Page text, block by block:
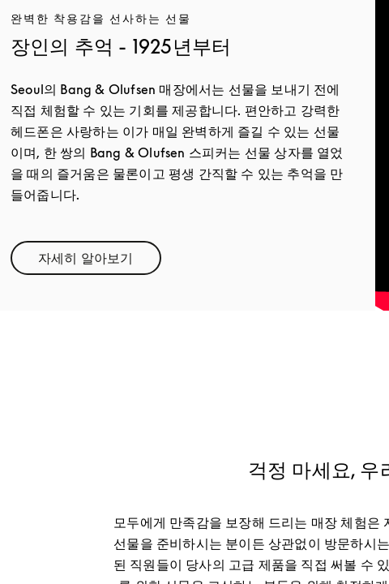
완벽한 착용감을 선사하는 선물
장인의 추억 - 1925년부터
Seoul의 Bang & Olufsen 매장에서는 선물을 보내기 전에
직접 체험할 수 있는 기회를 제공합니다. 편안하고 강력한
헤드폰은 사랑하는 이가 매일 완벽하게 즐길 수 있는 선물
이며, 한 쌍의 Bang & Olufsen 스피커는 선물 상자를 열었
을 때의 즐거움은 물론이고 평생 간직할 수 있는 추억을 만
들어줍니다.
자세히 알아보기Link Opens in New Tab
걱정 마세요, 우
모두에게 만족감을 보장해 드리는 매장 체험
선물을 준비하시는 분이든 상관없이 방문하시
된 직원들이 당사의 고급 제품을 직접 써볼 수